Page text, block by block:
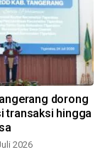
dorong
transaksi hingga
2026